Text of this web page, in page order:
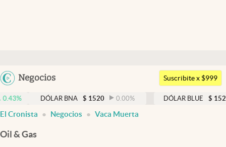
Argentina
Negocios
Members
Economía y Política
Finanzas y Mercados
Mercados Online
Suscribite x $999
DÓLAR BNA $ 1520 0.00% DÓLAR BLUE $ 1525 -0.33
El Cronista Negocios Vaca Muerta
Oil & Gas